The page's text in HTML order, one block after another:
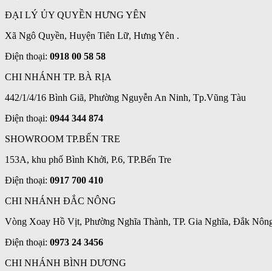
ĐẠI LÝ ỦY QUYỀN HƯNG YÊN
Xã Ngô Quyền, Huyện Tiên Lữ, Hưng Yên .
Điện thoại: 0918 00 58 58
CHI NHÁNH TP. BÀ RỊA
442/1/4/16 Bình Giã, Phường Nguyễn An Ninh, Tp.Vũng Tàu
Điện thoại: 0944 344 874
SHOWROOM TP.BẾN TRE
153A, khu phố Bình Khởi, P.6, TP.Bến Tre
Điện thoại: 0917 700 410
CHI NHÁNH ĐẮC NÔNG
Vòng Xoay Hồ Vịt, Phường Nghĩa Thành, TP. Gia Nghĩa, Đắk
Điện thoại: 0973 24 3456
CHI NHÁNH BÌNH DƯƠNG